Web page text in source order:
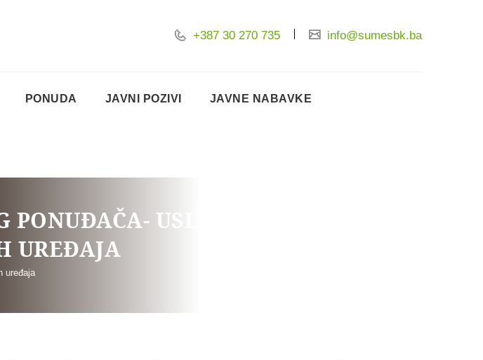
+387 30 270 735 info@sumesbk.ba
PONUDA JAVNI POZIVI JAVNE NABAVKE
USLUGA ODRŽAVANJA
UREĐAJA
uređaja